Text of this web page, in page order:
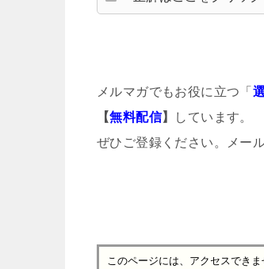
メルマガでもお役に立つ「
【無料配信】
しています。
ぜひご登録ください。メー